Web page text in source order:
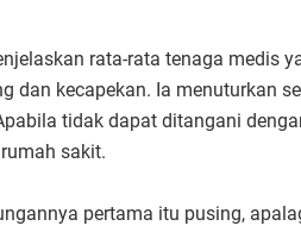
rata-rata tenaga medis
dan kecapekan. Ia menuturkan
tidak dapat ditangani
sakit.
pertama itu pusing,